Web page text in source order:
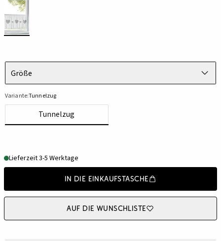
Größe
Variante:Tunnelzug
Tunnelzug
Lieferzeit 3-5 Werktage
In die Einkaufstasche
Auf die Wunschliste